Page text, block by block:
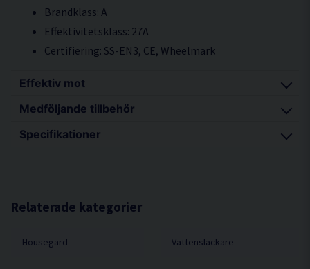
Brandklass: A
Effektivitetsklass: 27A
Certifiering: SS-EN3, CE, Wheelmark
Effektiv mot
Släckning av bränder i fasta organiska material
som trä, papper och textilier.
Medföljande tillbehör
Väggfäste ingår
Specifikationer
Temperaturområde 5 °C / +60 °C
Brandklass A
Relaterade kategorier
Housegard Vattensläckare